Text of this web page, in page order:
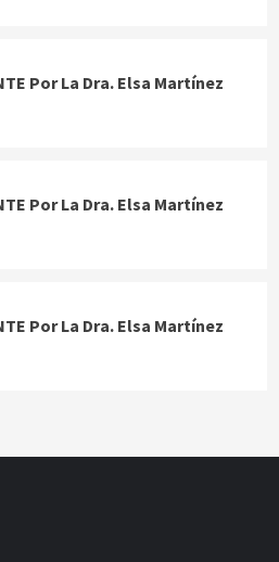
Por La Dra. Elsa Martínez
Por La Dra. Elsa Martínez
Por La Dra. Elsa Martínez